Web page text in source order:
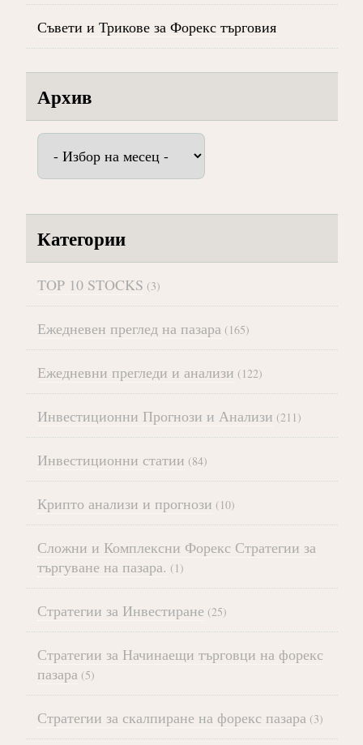
Съвети и Трикове за Форекс търговия
Архив
Архив
Категории
TOP 10 STOCKS (3)
Ежедневен преглед на пазара (165)
Ежедневни прегледи и анализи (122)
Инвестиционни Прогнози и Анализи (211)
Инвестиционни статии (84)
Крипто анализи и прогнози (10)
Сложни и Комплексни Форекс Стратегии за
търгуване на пазара. (1)
Стратегии за Инвестиране (25)
Стратегии за Начинаещи търговци на форекс
пазара (5)
Стратегии за скалпиране на форекс пазара (3)